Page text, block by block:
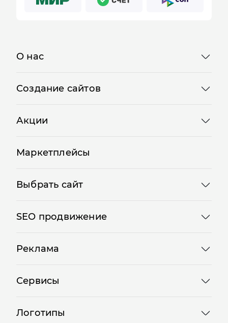
О нас
Создание сайтов
Акции
Маркетплейсы
Выбрать сайт
SEO продвижение
Реклама
Сервисы
Логотипы